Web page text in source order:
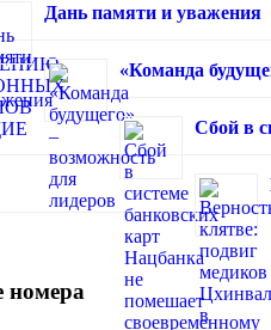
Дань памяти и уважения
«Команда
Сбой в
номера